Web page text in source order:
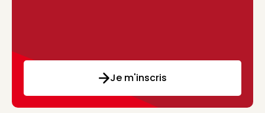
Je m'inscris